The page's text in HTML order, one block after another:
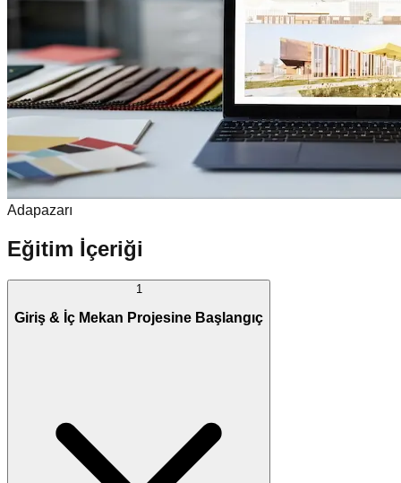
Adapazarı
Eğitim İçeriği
1
Giriş & İç Mekan Projesine Başlangıç